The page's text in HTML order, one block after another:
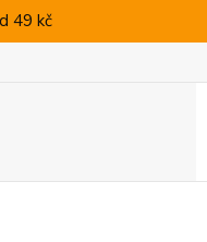
49 kč